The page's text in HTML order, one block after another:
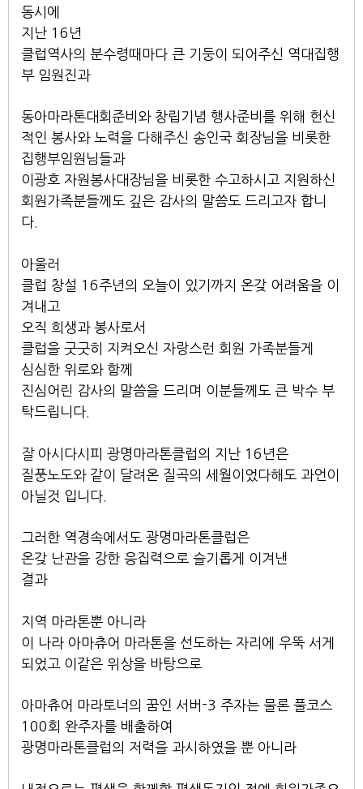
동시에
지난 16년
클럽역사의 분수령때마다 큰 기둥이 되어주신 역대집행
부 임원진과
동아마라톤대회준비와 창립기념 행사준비를 위해 헌신
적인 봉사와 노력을 다해주신 송인국 회장님을 비롯한
집행부임원님들과
이광호 자원봉사대장님을 비롯한 수고하시고 지원하신
회원가족분들께도 깊은 감사의 말씀도 드리고자 합니
다.
아울러
클럽 창설 16주년의 오늘이 있기까지 온갖 어려움을 이
겨내고
오직 희생과 봉사로서
클럽을 굿굿히 지켜오신 자랑스런 회원 가족분들게
심심한 위로와 함께
진심어린 감사의 말씀을 드리며 이분들께도 큰 박수 부
탁드립니다.
잘 아시다시피 광명마라톤클럽의 지난 16년은
질풍노도와 같이 달려온 질곡의 세월이었다해도 과언이
아닐것 입니다.
그러한 역경속에서도 광명마라톤클럽은
온갖 난관을 강한 응집력으로 슬기롭게 이겨낸
결과
지역 마라톤뿐 아니라
이 나라 아마츄어 마라톤을 선도하는 자리에 우뚝 서게
되었고 이같은 위상을 바탕으로
아마츄어 마라토너의 꿈인 서버-3 주자는 물론 풀코스
100회 완주자를 배출하여
광명마라톤클럽의 저력을 과시하였을 뿐 아니라